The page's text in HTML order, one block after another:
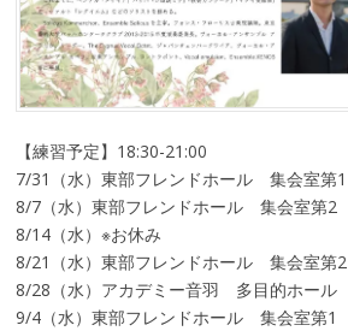
【練習予定】18:30-21:00
7/31（水）東部フレンドホール 集会室第1
8/7（水）東部フレンドホール 集会室第2
8/14（水）※お休み
8/21（水）東部フレンドホール 集会室第2
8/28（水）アカデミー音羽 多目的ホール
9/4（水）東部フレンドホール 集会室第1